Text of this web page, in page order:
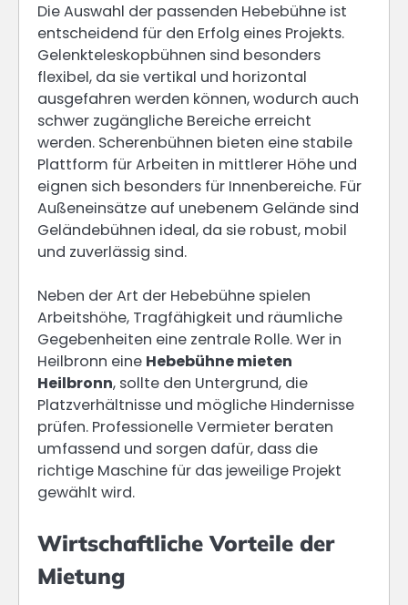
Die Auswahl der passenden Hebebühne ist
entscheidend für den Erfolg eines Projekts.
Gelenkteleskopbühnen sind besonders
flexibel, da sie vertikal und horizontal
ausgefahren werden können, wodurch auch
schwer zugängliche Bereiche erreicht
werden. Scherenbühnen bieten eine stabile
Plattform für Arbeiten in mittlerer Höhe und
eignen sich besonders für Innenbereiche. Für
Außeneinsätze auf unebenem Gelände sind
Geländebühnen ideal, da sie robust, mobil
und zuverlässig sind.
Neben der Art der Hebebühne spielen
Arbeitshöhe, Tragfähigkeit und räumliche
Gegebenheiten eine zentrale Rolle. Wer in
Heilbronn eine Hebebühne mieten
Heilbronn, sollte den Untergrund, die
Platzverhältnisse und mögliche Hindernisse
prüfen. Professionelle Vermieter beraten
umfassend und sorgen dafür, dass die
richtige Maschine für das jeweilige Projekt
gewählt wird.
Wirtschaftliche Vorteile der
Mietung